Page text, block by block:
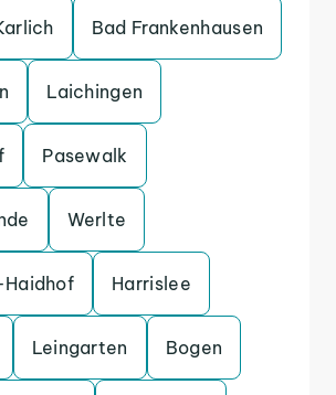
Bad Frankenhausen
Laichingen
Pasewalk
Werlte
Harrislee
Leingarten Bogen